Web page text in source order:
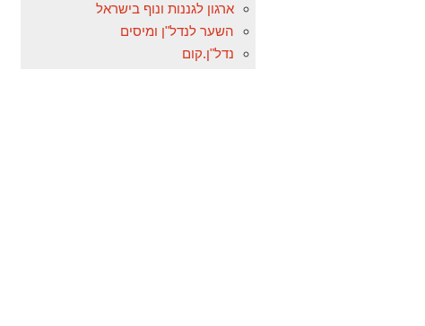
ארגון לגננות ונוף בישראל
השער לנדל"ן ומיסים
נדל"ן.קום